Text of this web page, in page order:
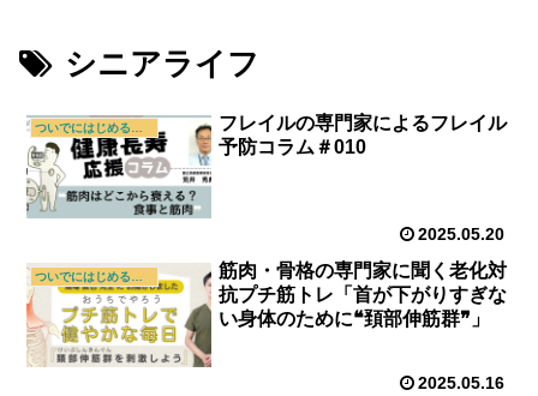
シニアライフ
フレイルの専門家によるフレイル
予防コラム＃010
2025.05.20
筋肉・骨格の専門家に聞く老化対
抗プチ筋トレ「首が下がりすぎな
い身体のために❝頚部伸筋群❞」
2025.05.16